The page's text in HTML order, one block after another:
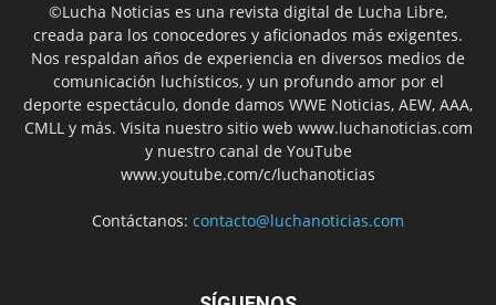
©Lucha Noticias es una revista digital de Lucha Libre,
creada para los conocedores y aficionados más exigentes.
Nos respaldan años de experiencia en diversos medios de
comunicación luchísticos, y un profundo amor por el
deporte espectáculo, donde damos WWE Noticias, AEW, AAA,
CMLL y más. Visita nuestro sitio web www.luchanoticias.com
y nuestro canal de YouTube
www.youtube.com/c/luchanoticias
Contáctanos: contacto@luchanoticias.com